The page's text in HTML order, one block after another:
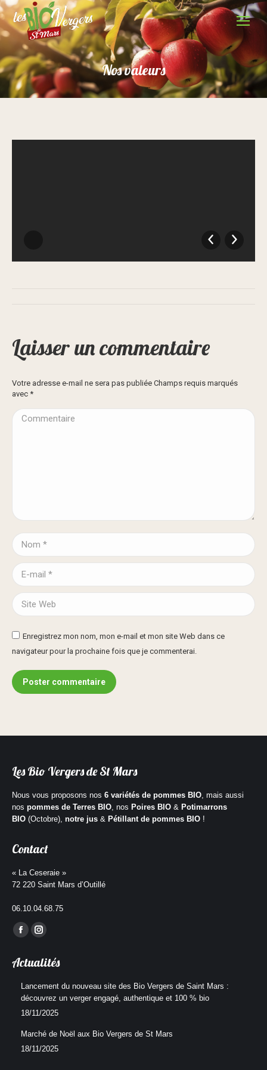
Nos valeurs
album
Laisser un commentaire
Votre adresse e-mail ne sera pas publiée Champs requis marqués
avec *
Commentaire
Nom *
E-mail *
Site Web
Enregistrez mon nom, mon e-mail et mon site Web dans ce
navigateur pour la prochaine fois que je commenterai.
Poster commentaire
Les Bio Vergers de St Mars
Nous vous proposons nos 6 variétés de pommes BIO, mais aussi
nos pommes de Terres BIO, nos Poires BIO & Potimarrons
BIO (Octobre), notre jus & Pétillant de pommes BIO !
Contact
« La Ceseraie »
72 220 Saint Mars d’Outillé
06.10.04.68.75
Trouvez nous sur :
La
Facebook
s'ouvre
dans
une
nouvelle
fenêtre
La
Instagram
s'ouvre
dans
une
nouvelle
fenêtre
Actualités
Lancement du nouveau site des Bio Vergers de Saint Mars :
découvrez un verger engagé, authentique et 100 % bio
18/11/2025
Marché de Noël aux Bio Vergers de St Mars
18/11/2025